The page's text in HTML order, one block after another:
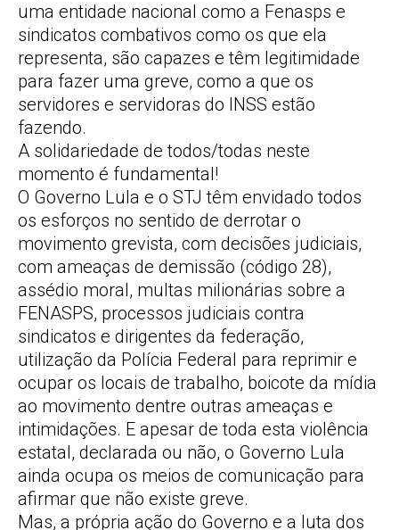
uma entidade nacional como a Fenasps e
sindicatos combativos como os que ela
representa, são capazes e têm legitimidade
para fazer uma greve, como a que os
servidores e servidoras do INSS estão
fazendo.
A solidariedade de todos/todas neste
momento é fundamental!
O Governo Lula e o STJ têm envidado todos
os esforços no sentido de derrotar o
movimento grevista, com decisões judiciais,
com ameaças de demissão (código 28),
assédio moral, multas milionárias sobre a
FENASPS, processos judiciais contra
sindicatos e dirigentes da federação,
utilização da Polícia Federal para reprimir e
ocupar os locais de trabalho, boicote da mídia
ao movimento dentre outras ameaças e
intimidações. E apesar de toda esta violência
estatal, declarada ou não, o Governo Lula
ainda ocupa os meios de comunicação para
afirmar que não existe greve.
Mas, a própria ação do Governo e a luta dos